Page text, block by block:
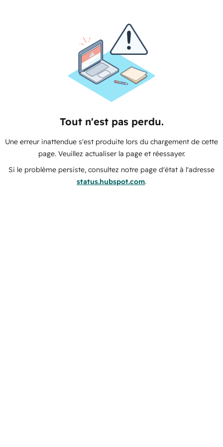
Tout n'est pas perdu.
Une erreur inattendue s'est produite lors du chargement de cette
page. Veuillez actualiser la page et réessayer.
Si le problème persiste, consultez notre page d'état à l'adresse
status.hubspot.com.